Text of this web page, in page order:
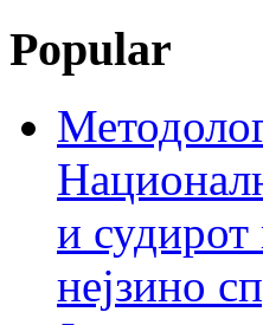
Popular
и
нејзино